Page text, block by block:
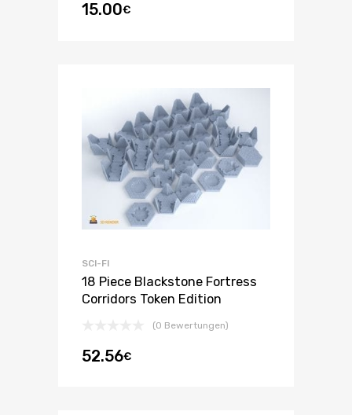
15.00€
SCI-FI
18 Piece Blackstone Fortress
Corridors Token Edition
(0 Bewertungen)
52.56€